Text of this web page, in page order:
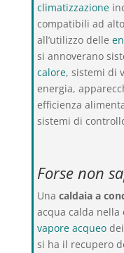
climatizzazione
compatibili ad alto
all’utilizzo delle
si annoverano
calore, sistemi di
energia,
efficienza
sistemi di
Forse non
Una caldaia a
acqua calda nella
vapore acqueodei
si ha il recupero